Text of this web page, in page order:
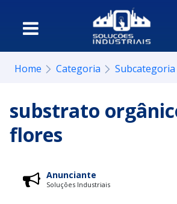
Home Categoria Subcategoria
substrato
flores
Anunciante
Soluções Industriais